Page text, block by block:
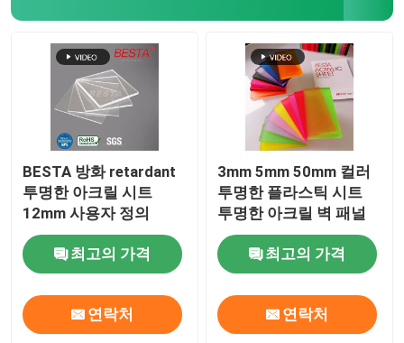
맑은 아크릴 힌지
고형 아크릴 구
거울 아크릴 시트
장식용 아크릴 시트
BESTA 방화 retardant
투명한 아크릴 시트
12mm 사용자 정의
최고의 가격
연락처
3mm 5mm 50mm 컬러
투명한 플라스틱 시트
투명한 아크릴 벽 패널
최고의 가격
연락처